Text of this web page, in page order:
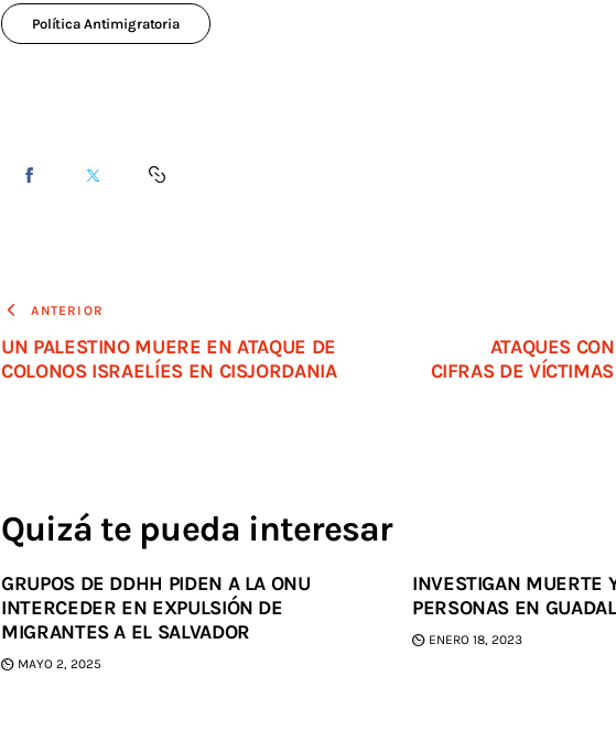
Política Antimigratoria
ANTERIOR
UN PALESTINO MUERE EN ATAQUE DE
COLONOS ISRAELÍES EN CISJORDANIA
ATAQUES
CIFRAS DE
Quizá te pueda interesar
GRUPOS DE DDHH PIDEN A LA ONU
INTERCEDER EN EXPULSIÓN DE
MIGRANTES A EL SALVADOR
MAYO 2, 2025
INVESTIGAN MUERTE
PERSONAS EN
ENERO 18, 2023